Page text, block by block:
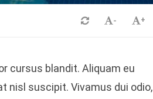
+
-
cursus blandit. Aliquam eu
nisl suscipit. Vivamus dui odio,